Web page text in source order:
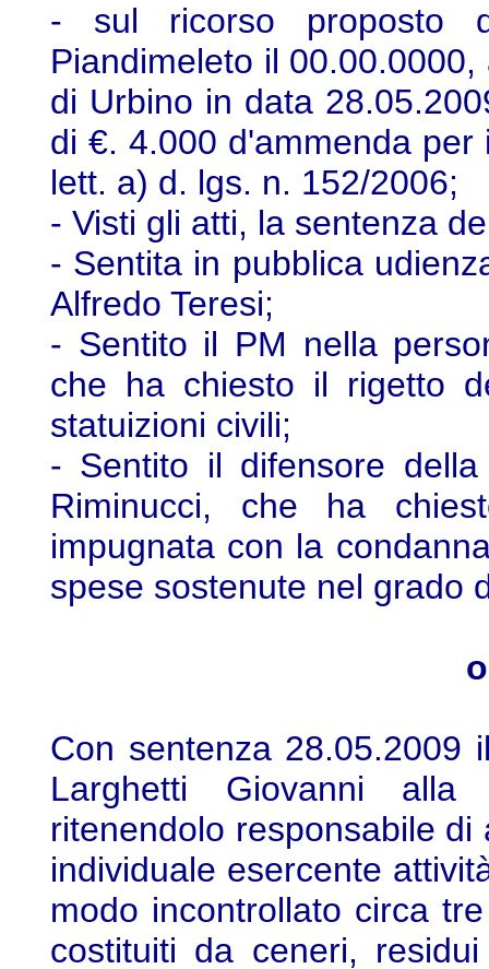
- sul ricorso proposto
Piandimeleto il
di Urbino in data
di €. 4.000 d'ammenda
lett. a) d. lgs. n. 152/2006;
- Visti gli atti, la sentenza
- Sentita in pubblica
Alfredo Teresi;
- Sentito il PM nella
che ha chiesto il rigetto
statuizioni civili;
- Sentito il difensore
Riminucci, che ha
impugnata con la
spese sostenute nel grado
Con sentenza 28.05.2009
Larghetti Giovanni
ritenendolo responsabile
individuale esercente
modo incontrollato circa
costituiti da ceneri,